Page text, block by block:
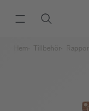
Hem Tillbehör